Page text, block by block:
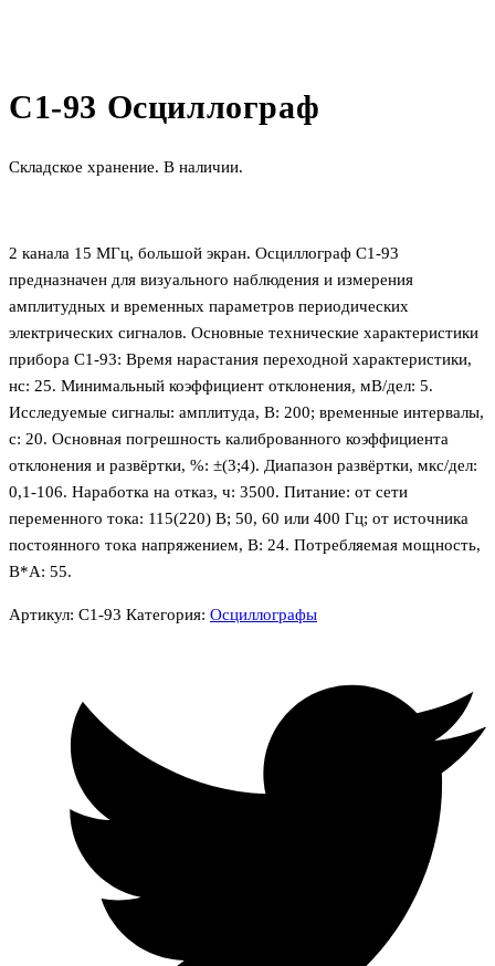
С1-93 Осциллограф
Складское хранение. В наличии.
2 канала 15 МГц, большой экран. Осциллограф С1-93
предназначен для визуального наблюдения и измерения
амплитудных и временных параметров периодических
электрических сигналов. Основные технические характеристики
прибора С1-93: Время нарастания переходной характеристики,
нс: 25. Минимальный коэффициент отклонения, мВ/дел: 5.
Исследуемые сигналы: амплитуда, В: 200; временные интервалы,
с: 20. Основная погрешность калиброванного коэффициента
отклонения и развёртки, %: ±(3;4). Диапазон развёртки, мкс/дел:
0,1-106. Наработка на отказ, ч: 3500. Питание: от сети
переменного тока: 115(220) В; 50, 60 или 400 Гц; от источника
постоянного тока напряжением, В: 24. Потребляемая мощность,
В*А: 55.
Артикул: С1-93 Категория: Осциллографы